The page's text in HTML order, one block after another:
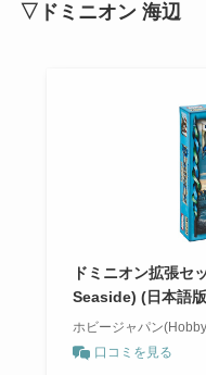
▽ドミニオン 海辺
ドミニオン拡張
Seaside) (日本語
ホビージャパン
口コミを見る